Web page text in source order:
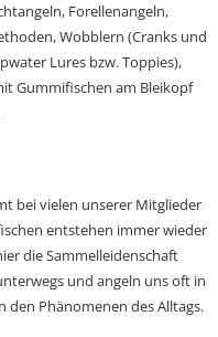
Forellenangeln,
Wobblern (Cranks und
Lures bzw. Toppies),
Gummifischen am Bleikopf
bei vielen unserer Mitglieder
entstehen immer wieder
die Sammelleidenschaft
und angeln uns oft in
den Phänomenen des Alltags.